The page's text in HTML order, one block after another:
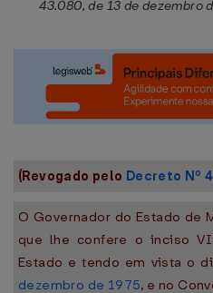
43.080, de 13 de dezembro
(Revogado pelo Decreto Nº
O Governador do Estado de
que lhe confere o inciso
Estado e tendo em vista o
dezembro de 1975, e no